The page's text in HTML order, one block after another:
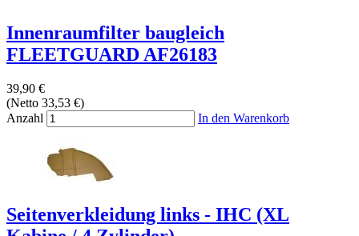
Innenraumfilter baugleich
FLEETGUARD AF26183
39,90 €
(Netto 33,53 €)
Anzahl
In den Warenkorb
Seitenverkleidung links - IHC (XL